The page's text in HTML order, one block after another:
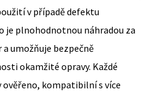
v případě defektu
je plnohodnotnou náhradou za
umožňuje bezpečně
okamžité opravy. Každé
kompatibilní s více